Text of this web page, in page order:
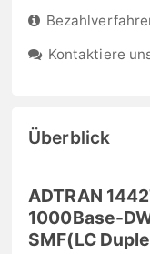
Kontaktiere
Überblick
ADTRAN
1000Base-
SMF(LC